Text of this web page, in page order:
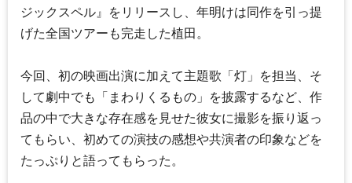
ジックスペル』をリリースし、年明けは同作を引っ提
げた全国ツアーも完走した植田。
今回、初の映画出演に加えて主題歌「灯」を担当、そ
して劇中でも「まわりくるもの」を披露するなど、作
品の中で大きな存在感を見せた彼女に撮影を振り返っ
てもらい、初めての演技の感想や共演者の印象などを
たっぷりと語ってもらった。